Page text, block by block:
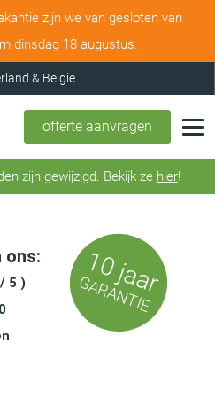
zijn we van gesloten van
dinsdag 18 augustus.
offerte aanvragen
zijn gewijzigd. Bekijk ze hier!
ons:
5 )
10 jaar
GARANTIE